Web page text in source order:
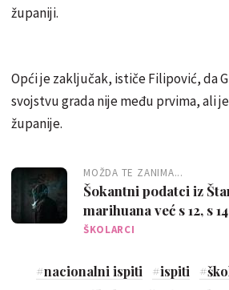
županiji.
Opći je zaključak, ističe Filipović, da
svojstvu grada nije među prvima, ali
županije.
MOŽDA TE ZANIMA...
Šokantni podatci iz
marihuana već s 12, s
srednjoj - kokain
ŠKOLARCI
#nacionalni ispiti #ispiti #